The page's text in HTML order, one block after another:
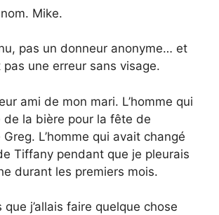
Mike.
pas un donneur anonyme… et
une erreur sans visage.
ami de mon mari. L’homme qui
de la bière pour la fête de
L’homme qui avait changé
Tiffany pendant que je pleurais
durant les premiers mois.
que j’allais faire quelque chose